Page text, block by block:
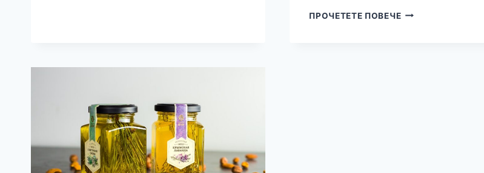
ЧУГУНЕНИТЕ
ПРОЧЕТЕТЕ ПОВЕЧЕНЕ